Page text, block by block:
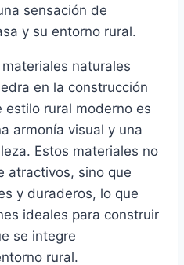
sensación de
y su entorno rural.
naturales
en la construcción
rural moderno es
armonía visual y una
Estos materiales no
atractivos, sino que
y duraderos, lo que
ideales para construir
se integre
rural.